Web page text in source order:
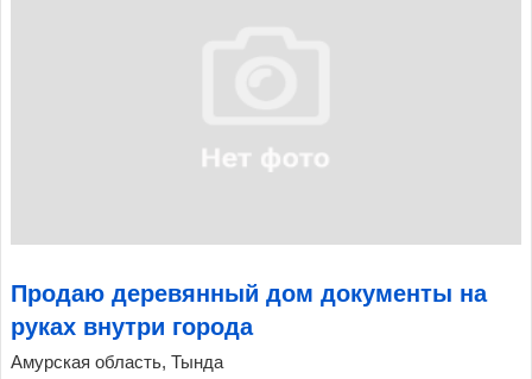
Продаю деревянный дом документы на
руках внутри города
Амурская область, Тында